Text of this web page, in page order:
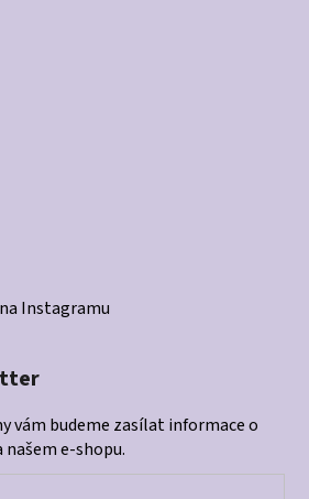
Instagramu
vám budeme zasílat informace o
e-shopu.